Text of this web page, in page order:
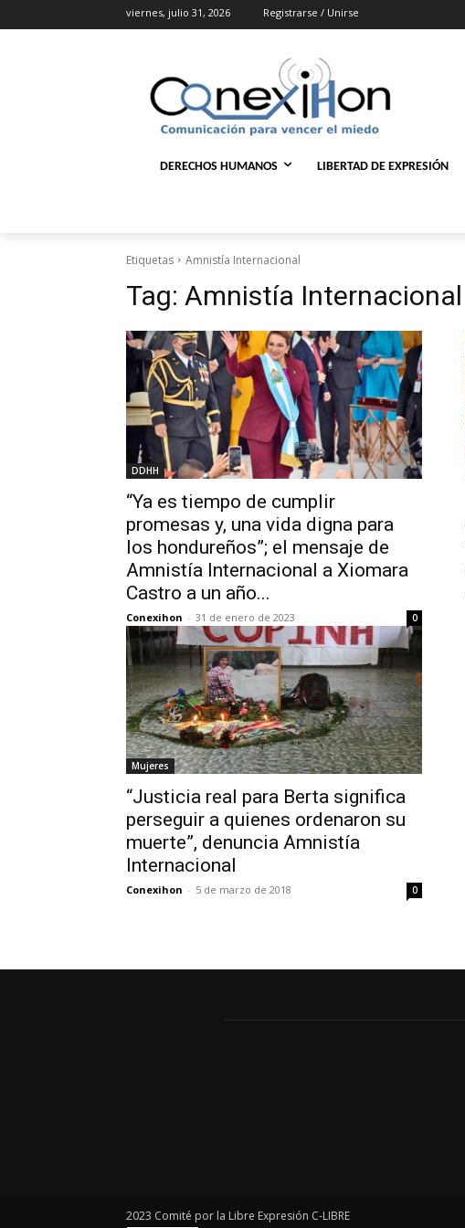
viernes, julio 31, 2026 Registrarse / Unirse
DERECHOS HUMANOS LIBERTAD DE EXPRESIÓN
Etiquetas Amnistía Internacional
Tag: Amnistía Internacional
DDHH
“Ya es tiempo de cumplir
promesas y, una vida digna para
los hondureños”; el mensaje de
Amnistía Internacional a Xiomara
Castro a un año...
Conexihon - 31 de enero de 2023 0
Mujeres
“Justicia real para Berta significa
perseguir a quienes ordenaron su
muerte”, denuncia Amnistía
Internacional
Conexihon - 5 de marzo de 2018 0
2023 Comité por la Libre Expresión C-LIBRE